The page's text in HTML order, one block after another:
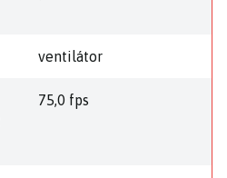
ventilátor
75,0 fps